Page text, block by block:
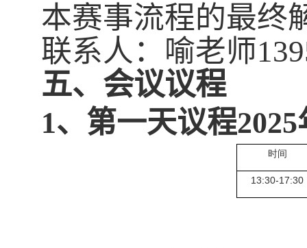
本赛事流程的最终
联系人：喻老师
五、会议议程
1、第一天议程2025
时间
13:30-17:30